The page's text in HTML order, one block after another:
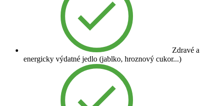
Zdravé a
energicky výdatné jedlo (jablko, hroznový cukor...)